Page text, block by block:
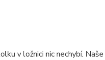
v ložnici nic nechybí.